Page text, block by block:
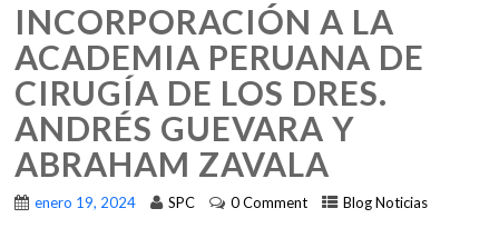
INCORPORACIÓN A LA
ACADEMIA PERUANA DE
CIRUGÍA DE LOS DRES.
ANDRÉS GUEVARA Y
ABRAHAM ZAVALA
enero 19, 2024 SPC 0 Comment Blog Noticias